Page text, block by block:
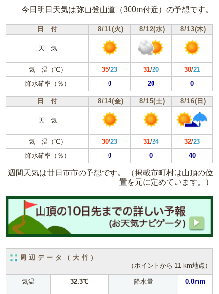
今日明日天気は弥山登山道（300m付近）の予想です。
日 付 8/11(火) 8/12(水) 8/13(木)
天 気
気 温（℃） 35/23 31/20 30/21
降水確率（％）
0 20 0
日 付 8/14(金) 8/15(土) 8/16(日)
天 気
気 温（℃） 30/23 31/24 32/23
降水確率（％）
0 0 40
週間天気は廿日市市の予想です。
（掲載市町村は山頂の位
置を元に定めています。）
周辺データ（大竹）
（ポイントから 11 km地点）
気温 32.3℃ 降水量 0.0mm